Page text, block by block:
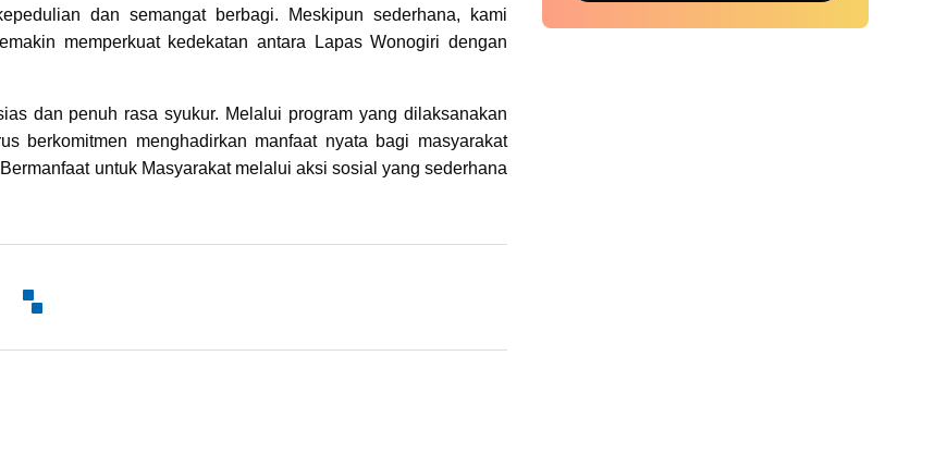
dan semangat berbagi. Meskipun sederhana, kami
memperkuat kedekatan antara Lapas Wonogiri dengan
dan penuh rasa syukur. Melalui program yang dilaksanakan
berkomitmen menghadirkan manfaat nyata bagi masyarakat
untuk Masyarakat melalui aksi sosial yang sederhana